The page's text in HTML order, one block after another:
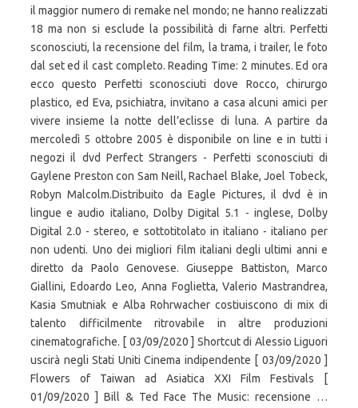
il maggior numero di remake nel mondo; ne hanno realizzati
18 ma non si esclude la possibilità di farne altri. Perfetti
sconosciuti, la recensione del film, la trama, i trailer, le foto
dal set ed il cast completo. Reading Time: 2 minutes. Ed ora
ecco questo Perfetti sconosciuti dove Rocco, chirurgo
plastico, ed Eva, psichiatra, invitano a casa alcuni amici per
vivere insieme la notte dell’eclisse di luna. A partire da
mercoledì 5 ottobre 2005 è disponibile on line e in tutti i
negozi il dvd Perfect Strangers - Perfetti sconosciuti di
Gaylene Preston con Sam Neill, Rachael Blake, Joel Tobeck,
Robyn Malcolm.Distribuito da Eagle Pictures, il dvd è in
lingue e audio italiano, Dolby Digital 5.1 - inglese, Dolby
Digital 2.0 - stereo, e sottotitolato in italiano - italiano per
non udenti. Uno dei migliori film italiani degli ultimi anni e
diretto da Paolo Genovese. Giuseppe Battiston, Marco
Giallini, Edoardo Leo, Anna Foglietta, Valerio Mastrandrea,
Kasia Smutniak e Alba Rohrwacher costiuiscono di mix di
talento difficilmente ritrovabile in altre produzioni
cinematografiche. [ 03/09/2020 ] Shortcut di Alessio Liguori
uscirà negli Stati Uniti Cinema indipendente [ 03/09/2020 ]
Flowers of Taiwan ad Asiatica XXI Film Festivals [
01/09/2020 ] Bill & Ted Face The Music: recensione …